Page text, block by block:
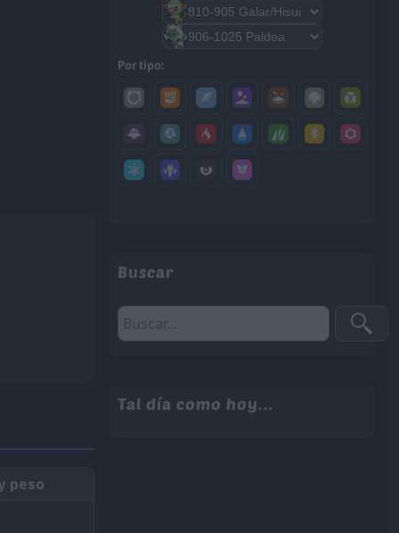
peso
Por tipo:
Buscar
Tal día como hoy...